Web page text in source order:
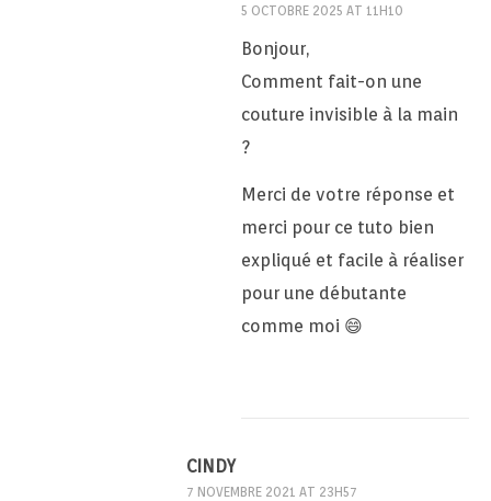
5 OCTOBRE 2025 AT 11H10
Bonjour,
Comment fait-on une
couture invisible à la main
?
Merci de votre réponse et
merci pour ce tuto bien
expliqué et facile à réaliser
pour une débutante
comme moi 😄
CINDY
7 NOVEMBRE 2021 AT 23H57